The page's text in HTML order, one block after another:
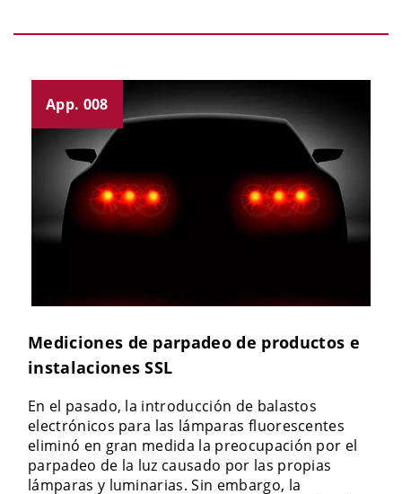
App. 008
Mediciones de parpadeo de productos e
instalaciones SSL
En el pasado, la introducción de balastos
electrónicos para las lámparas fluorescentes
eliminó en gran medida la preocupación por el
parpadeo de la luz causado por las propias
lámparas y luminarias. Sin embargo, la